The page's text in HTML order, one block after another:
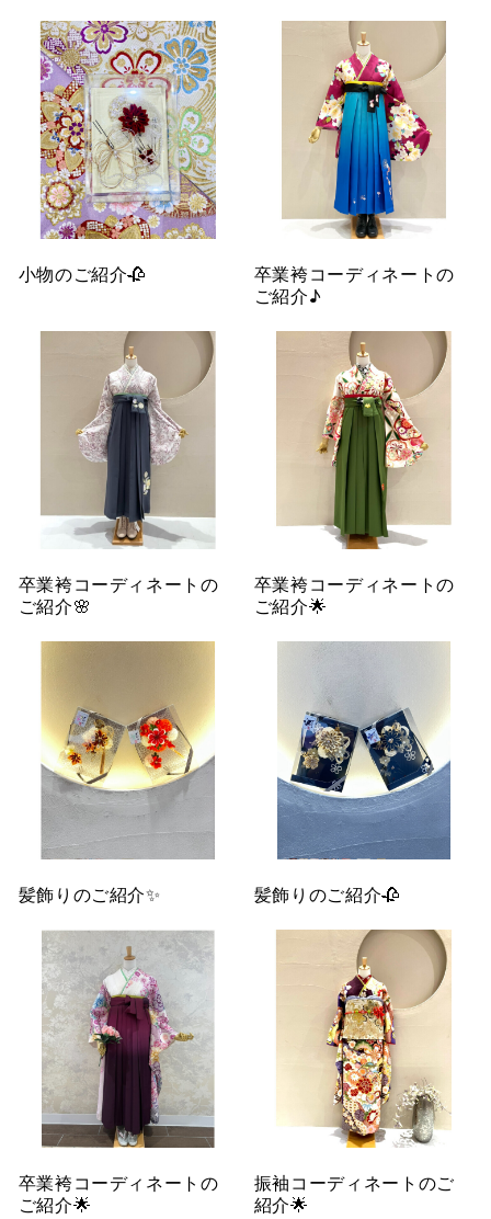
小物のご紹介🥀
卒業袴コーディネートの
ご紹介♪
卒業袴コーディネートの
ご紹介🌸
卒業袴コーディネートの
ご紹介🌟
髪飾りのご紹介✨ 髪飾りのご紹介🥀
卒業袴コーディネートの
ご紹介🌟
振袖コーディネートのご
紹介🌟